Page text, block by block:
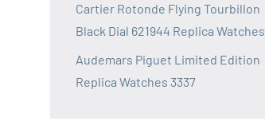
Cartier Rotonde Flying Tourbillon
Black Dial 621944 Replica Watches
Audemars Piguet Limited Edition
Replica Watches 3337